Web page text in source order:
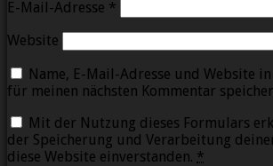
E-Mail-Adresse *
Website
Name, E-Mail-Adresse und Website
für meinen nächsten Kommentar
Mit der Nutzung dieses Formulars
der Speicherung und Verarbeitung
diese Website einverstanden. *